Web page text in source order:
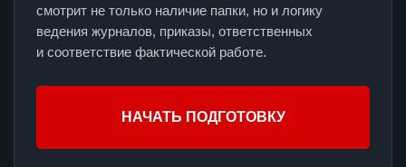
смотрит не только наличие папки, но и логику
ведения журналов, приказы, ответственных
и соответствие фактической работе.
НАЧАТЬ ПОДГОТОВКУ